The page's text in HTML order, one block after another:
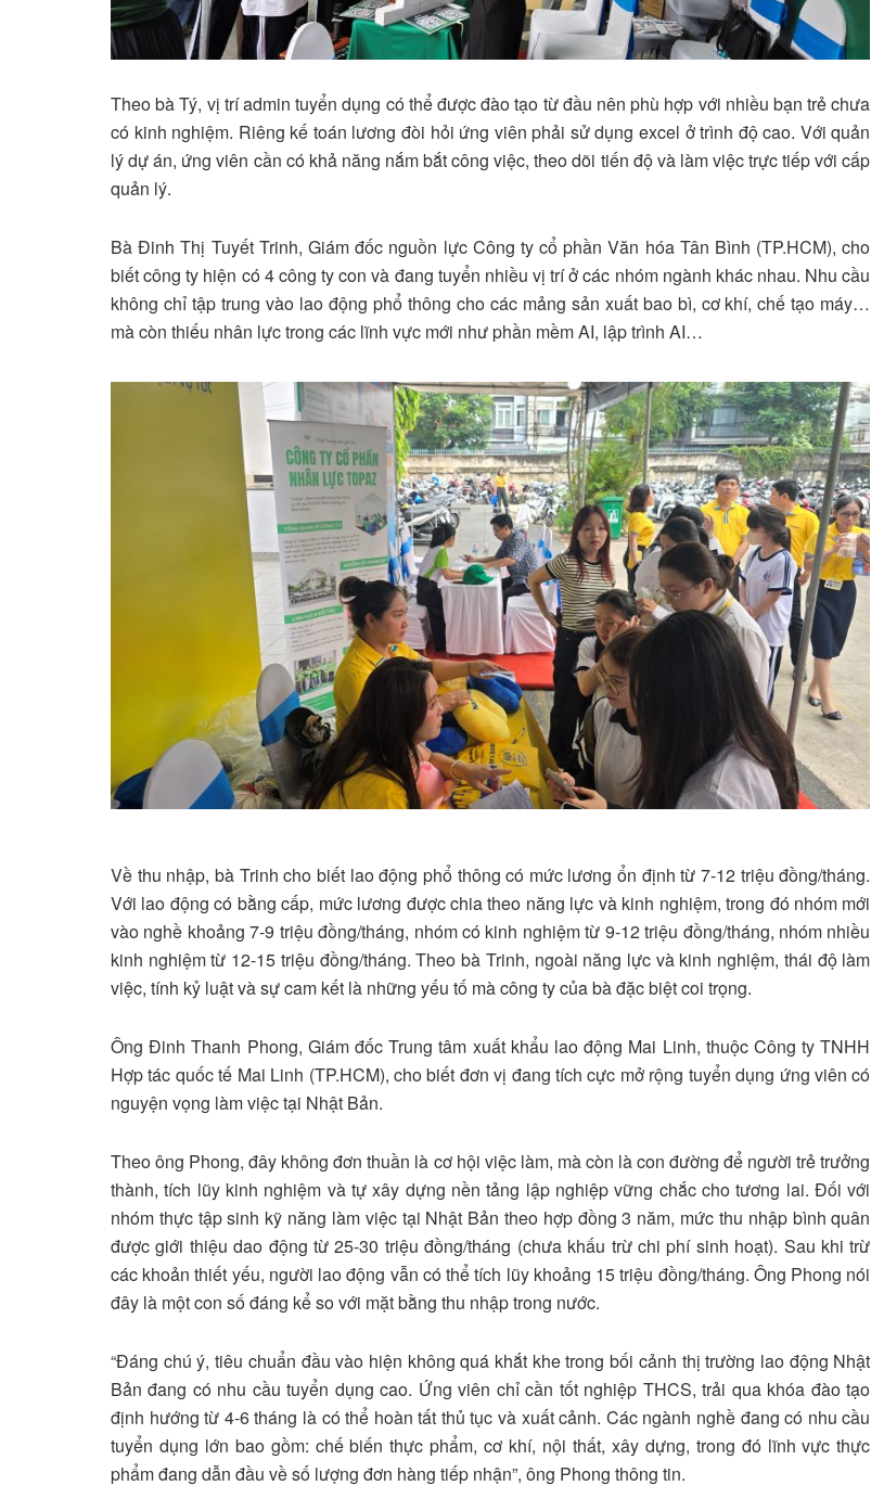
Theo bà Tý, vị trí admin tuyển dụng có thể được đào tạo từ đầu nên phù hợp với nhiều bạn trẻ chưa
có kinh nghiệm. Riêng kế toán lương đòi hỏi ứng viên phải sử dụng excel ở trình độ cao. Với quản
lý dự án, ứng viên cần có khả năng nắm bắt công việc, theo dõi tiến độ và làm việc trực tiếp với cấp
quản lý.
Bà Đinh Thị Tuyết Trinh, Giám đốc nguồn lực Công ty cổ phần Văn hóa Tân Bình (TP.HCM), cho
biết công ty hiện có 4 công ty con và đang tuyển nhiều vị trí ở các nhóm ngành khác nhau. Nhu cầu
không chỉ tập trung vào lao động phổ thông cho các mảng sản xuất bao bì, cơ khí, chế tạo máy…
mà còn thiếu nhân lực trong các lĩnh vực mới như phần mềm AI, lập trình AI…
Về thu nhập, bà Trinh cho biết lao động phổ thông có mức lương ổn định từ 7-12 triệu đồng/tháng.
Với lao động có bằng cấp, mức lương được chia theo năng lực và kinh nghiệm, trong đó nhóm mới
vào nghề khoảng 7-9 triệu đồng/tháng, nhóm có kinh nghiệm từ 9-12 triệu đồng/tháng, nhóm nhiều
kinh nghiệm từ 12-15 triệu đồng/tháng. Theo bà Trinh, ngoài năng lực và kinh nghiệm, thái độ làm
việc, tính kỷ luật và sự cam kết là những yếu tố mà công ty của bà đặc biệt coi trọng.
Ông Đinh Thanh Phong, Giám đốc Trung tâm xuất khẩu lao động Mai Linh, thuộc Công ty TNHH
Hợp tác quốc tế Mai Linh (TP.HCM), cho biết đơn vị đang tích cực mở rộng tuyển dụng ứng viên có
nguyện vọng làm việc tại Nhật Bản.
Theo ông Phong, đây không đơn thuần là cơ hội việc làm, mà còn là con đường để người trẻ trưởng
thành, tích lũy kinh nghiệm và tự xây dựng nền tảng lập nghiệp vững chắc cho tương lai. Đối với
nhóm thực tập sinh kỹ năng làm việc tại Nhật Bản theo hợp đồng 3 năm, mức thu nhập bình quân
được giới thiệu dao động từ 25-30 triệu đồng/tháng (chưa khấu trừ chi phí sinh hoạt). Sau khi trừ
các khoản thiết yếu, người lao động vẫn có thể tích lũy khoảng 15 triệu đồng/tháng. Ông Phong nói
đây là một con số đáng kể so với mặt bằng thu nhập trong nước.
“Đáng chú ý, tiêu chuẩn đầu vào hiện không quá khắt khe trong bối cảnh thị trường lao động Nhật
Bản đang có nhu cầu tuyển dụng cao. Ứng viên chỉ cần tốt nghiệp THCS, trải qua khóa đào tạo
định hướng từ 4-6 tháng là có thể hoàn tất thủ tục và xuất cảnh. Các ngành nghề đang có nhu cầu
tuyển dụng lớn bao gồm: chế biến thực phẩm, cơ khí, nội thất, xây dựng, trong đó lĩnh vực thực
phẩm đang dẫn đầu về số lượng đơn hàng tiếp nhận”, ông Phong thông tin.